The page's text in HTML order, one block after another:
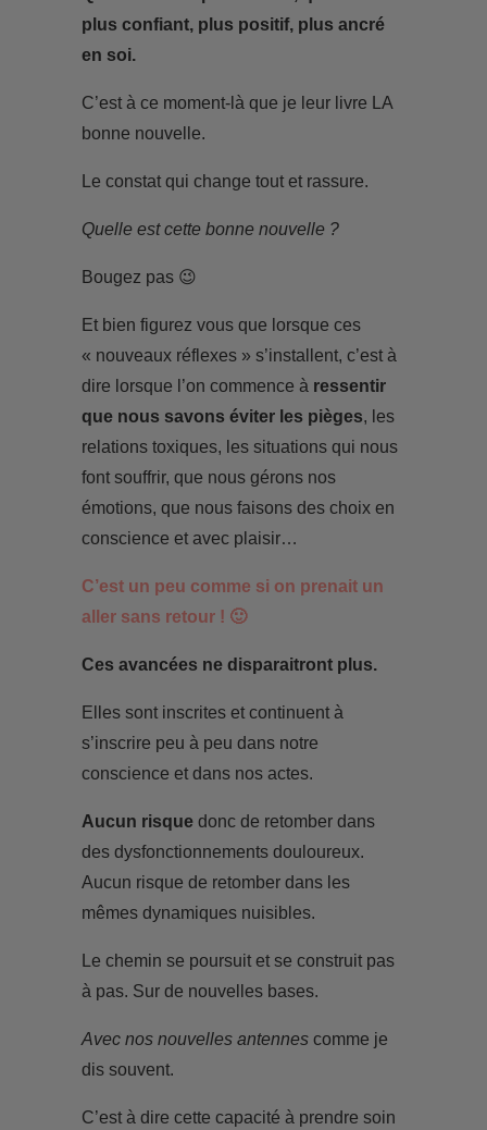
plus confiant, plus positif, plus ancré
en soi.
C’est à ce moment-là que je leur livre LA
bonne nouvelle.
Le constat qui change tout et rassure.
Quelle est cette bonne nouvelle ?
Bougez pas 😉
Et bien figurez vous que lorsque ces
« nouveaux réflexes » s’installent, c’est à
dire lorsque l’on commence à ressentir
que nous savons éviter les pièges, les
relations toxiques, les situations qui nous
font souffrir, que nous gérons nos
émotions, que nous faisons des choix en
conscience et avec plaisir…
C’est un peu comme si on prenait un
aller sans retour ! 🙂
Ces avancées ne disparaitront plus.
Elles sont inscrites et continuent à
s’inscrire peu à peu dans notre
conscience et dans nos actes.
Aucun risquedonc de retomber dans
des dysfonctionnements douloureux.
Aucun risque de retomber dans les
mêmes dynamiques nuisibles.
Le chemin se poursuit et se construit pas
à pas. Sur de nouvelles bases.
Avec nos nouvelles antennescomme je
dis souvent.
C’est à dire cette capacité à prendre soin